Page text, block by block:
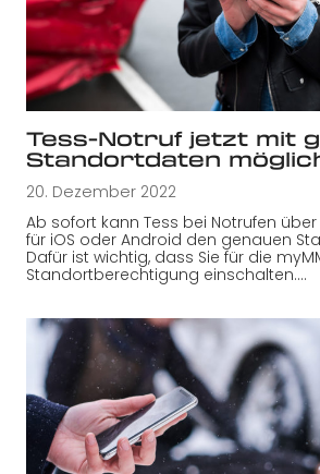
Tess-Notruf jetzt mit
Standortdaten
20. Dezember 2022
Ab sofort kann Tess bei Notrufen
für iOS oder Android den genauen
Dafür ist wichtig, dass Sie für die
Standortberechtigung einschalten.…